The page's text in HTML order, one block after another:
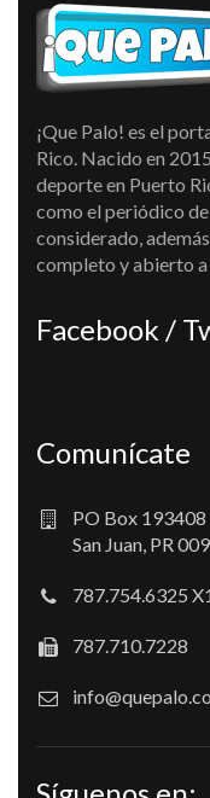
¡Que Palo! es el
Rico. Nacido en
deporte en Puerto
como el periódico
considerado,
completo y abierto a
Facebook /
Comunícate
PO Box 193408
San Juan, PR
787.754.6325
787.710.7228